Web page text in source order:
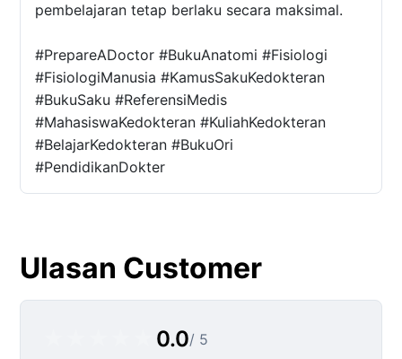
pembelajaran tetap berlaku secara maksimal.
#PrepareADoctor #BukuAnatomi #Fisiologi
#FisiologiManusia #KamusSakuKedokteran
#BukuSaku #ReferensiMedis
#MahasiswaKedokteran #KuliahKedokteran
#BelajarKedokteran #BukuOri
#PendidikanDokter
Ulasan Customer
0.0/ 5